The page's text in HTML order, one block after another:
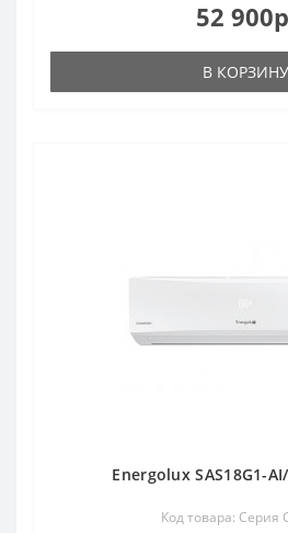
52
В КОРЗИНУ
Energolux SAS18G1-
Код товара: Серия